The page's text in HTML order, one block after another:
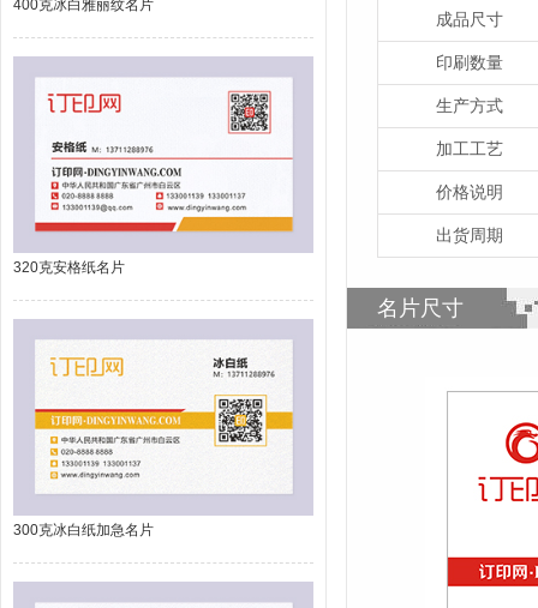
400克冰白雅丽纹名片
320克安格纸名片
300克冰白纸加急名片
成品尺寸
印刷数量
生产方式
加工工艺
价格说明
出货周期
名片尺寸